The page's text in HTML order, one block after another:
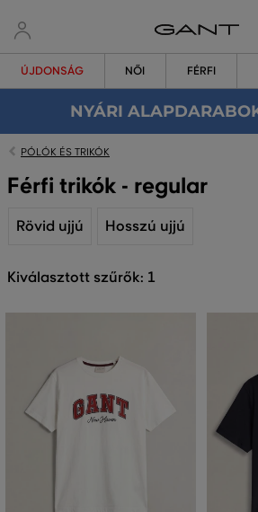
ÚJDONSÁG NŐI FÉRFI
NYÁRI
PÓLÓK ÉS TRIKÓK
Férfi trikók - regular
Rövid ujjú Hosszú ujjú
Kiválasztott szűrők: 1